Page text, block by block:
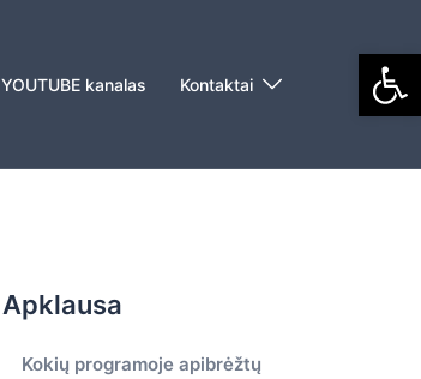
YOUTUBE kanalas Kontaktai
Apklausa
Kokių programoje apibrėžtų